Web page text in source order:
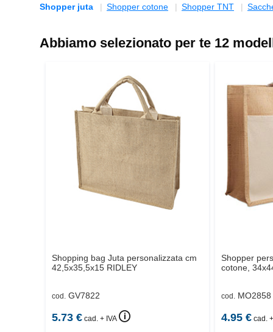
Shopper juta Shopper cotone Shopper TNT
Abbiamo selezionato per te 12
Shopping bag Juta personalizzata cm
42,5x35,5x15 RIDLEY
cod. GV7822
5.73 € cad. + IVA 🛈
Shopper
cotone,
cod. MO2858
4.95€ cad.